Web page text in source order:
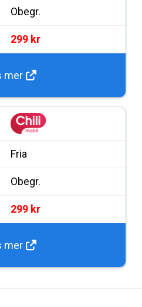
Obegr.
299 kr
mer
Fria
Obegr.
299 kr
mer